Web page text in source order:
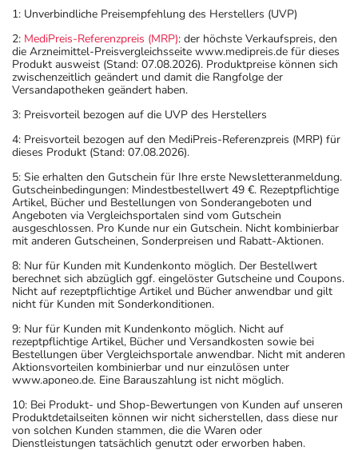
1: Unverbindliche Preisempfehlung des Herstellers (UVP)
2: MediPreis-Referenzpreis (MRP): der höchste Verkaufspreis, den
die Arzneimittel-Preisvergleichsseite www.medipreis.de für dieses
Produkt ausweist (Stand: 07.08.2026). Produktpreise können sich
zwischenzeitlich geändert und damit die Rangfolge der
Versandapotheken geändert haben.
3: Preisvorteil bezogen auf die UVP des Herstellers
4: Preisvorteil bezogen auf den MediPreis-Referenzpreis (MRP) für
dieses Produkt (Stand: 07.08.2026).
5: Sie erhalten den Gutschein für Ihre erste Newsletteranmeldung.
Gutscheinbedingungen: Mindestbestellwert 49 €. Rezeptpflichtige
Artikel, Bücher und Bestellungen von Sonderangeboten und
Angeboten via Vergleichsportalen sind vom Gutschein
ausgeschlossen. Pro Kunde nur ein Gutschein. Nicht kombinierbar
mit anderen Gutscheinen, Sonderpreisen und Rabatt-Aktionen.
8: Nur für Kunden mit Kundenkonto möglich. Der Bestellwert
berechnet sich abzüglich ggf. eingelöster Gutscheine und Coupons.
Nicht auf rezeptpflichtige Artikel und Bücher anwendbar und gilt
nicht für Kunden mit Sonderkonditionen.
9: Nur für Kunden mit Kundenkonto möglich. Nicht auf
rezeptpflichtige Artikel, Bücher und Versandkosten sowie bei
Bestellungen über Vergleichsportale anwendbar. Nicht mit anderen
Aktionsvorteilen kombinierbar und nur einzulösen unter
www.aponeo.de. Eine Barauszahlung ist nicht möglich.
10: Bei Produkt- und Shop-Bewertungen von Kunden auf unseren
Produktdetailseiten können wir nicht sicherstellen, dass diese nur
von solchen Kunden stammen, die die Waren oder
Dienstleistungen tatsächlich genutzt oder erworben haben.